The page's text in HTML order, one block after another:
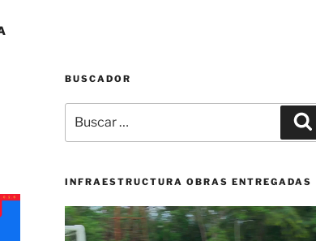
BUSCADOR
por:
INFRAESTRUCTURA OBRAS ENTREGADAS
Reproductor
de